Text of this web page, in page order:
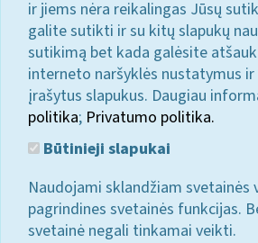
ir jiems nėra reikalingas Jūsų
galite sutikti ir su kitų slapukų
sutikimą bet kada galėsite
interneto naršyklės nustatymus
įrašytus slapukus. Daugiau
politika; Privatumo politika.
Būtinieji slapukai
Naudojami sklandžiam svetainės
pagrindines svetainės funkcijas.
svetainė negali tinkamai veikti.